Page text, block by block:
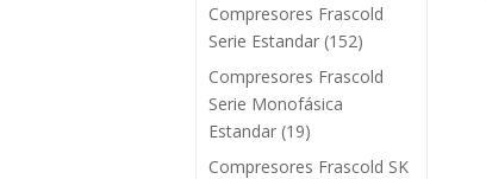
Compresores Frascold
Serie Estandar (152)
Compresores Frascold
Serie Monofásica
Estandar (19)
Compresores Frascold SK